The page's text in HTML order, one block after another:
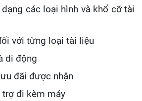
các loại hình và khổ cỡ tài
với từng loại tài liệu
di động
đãi được nhận
trợ đi kèm máy